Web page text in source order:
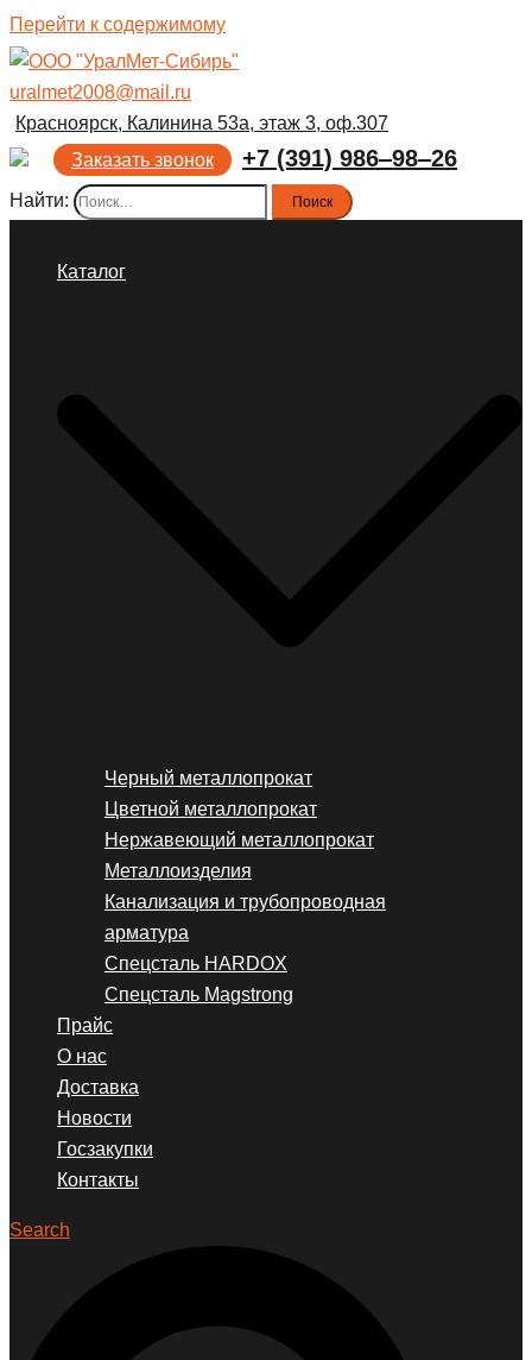
Перейти к содержимому
uralmet2008@mail.ru
Красноярск, Калинина 53а, этаж 3, оф.307
Заказать звонок
+7 (391) 986‒98‒26
Найти:
Каталог
Черный металлопрокат
Цветной металлопрокат
Нержавеющий металлопрокат
Металлоизделия
Канализация и трубопроводная
арматура
Спецсталь HARDOX
Спецсталь Magstrong
Прайс
О нас
Доставка
Новости
Госзакупки
Контакты
Search